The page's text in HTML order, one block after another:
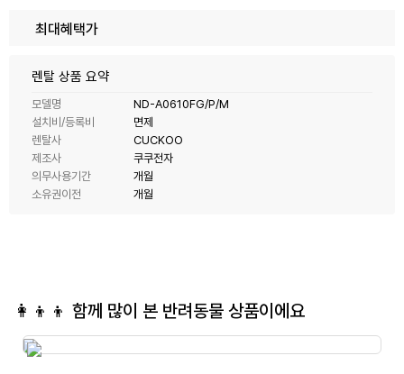
최대혜택가
렌탈 상품 요약
모델명
ND-A0610FG/P/M
설치비/등록비
면제
렌탈사
CUCKOO
제조사
쿠쿠전자
의무사용기간
개월
소유권이전
개월
👩‍👦‍👦 함께 많이 본 반려동물 상품이에요